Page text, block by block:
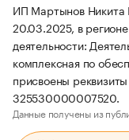
ИП Мартынов Никита
20.03.2025, в
деятельности:
комплексная по
присвоены
325530000007520.
Данные получены из